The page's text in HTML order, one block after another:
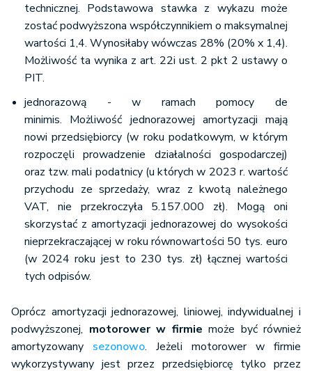
technicznej. Podstawowa stawka z wykazu może
zostać podwyższona współczynnikiem o maksymalnej
wartości 1,4. Wynosiłaby wówczas 28% (20% x 1,4).
Możliwość ta wynika z art. 22i ust. 2 pkt 2 ustawy o
PIT.
jednorazową - w ramach pomocy de
minimis. Możliwość jednorazowej amortyzacji mają
nowi przedsiębiorcy (w roku podatkowym, w którym
rozpoczęli prowadzenie działalności gospodarczej)
oraz tzw. mali podatnicy (u których w 2023 r. wartość
przychodu ze sprzedaży, wraz z kwotą należnego
VAT, nie przekroczyła 5.157.000 zł). Mogą oni
skorzystać z amortyzacji jednorazowej do wysokości
nieprzekraczającej w roku równowartości 50 tys. euro
(w 2024 roku jest to 230 tys. zł) łącznej wartości
tych odpisów.
Oprócz amortyzacji jednorazowej, liniowej, indywidualnej i
podwyższonej, motorower w firmie może być również
amortyzowany sezonowo. Jeżeli motorower w firmie
wykorzystywany jest przez przedsiębiorcę tylko przez